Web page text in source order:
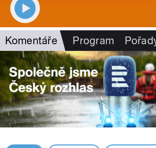
Komentáře Program